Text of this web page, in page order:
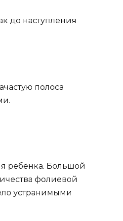
до наступления
полоса
ребёнка. Большой
фолиевой
устранимыми